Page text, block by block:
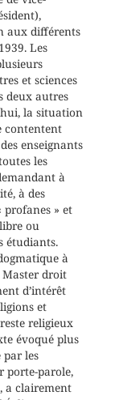
aux différents
Les
et sciences
deux autres
la situation
contentent
enseignants
les
à
à des
profanes » et
ou
étudiants.
à
Master droit
d’intérêt
et
religieux
évoqué plus
par les
porte-parole,
a clairement